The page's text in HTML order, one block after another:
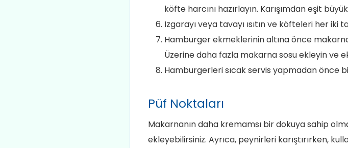
köfte harcını hazırlayın. Karışımdan eşit
Izgarayı veya tavayı ısıtın ve köfteleri her iki
Hamburger ekmeklerinin altına önce
Üzerine daha fazla makarna sosu ekleyin ve
Hamburgerleri sıcak servis yapmadan önce
Püf Noktaları
Makarnanın daha kremamsı bir dokuya sahip
ekleyebilirsiniz. Ayrıca, peynirleri karıştırırken,